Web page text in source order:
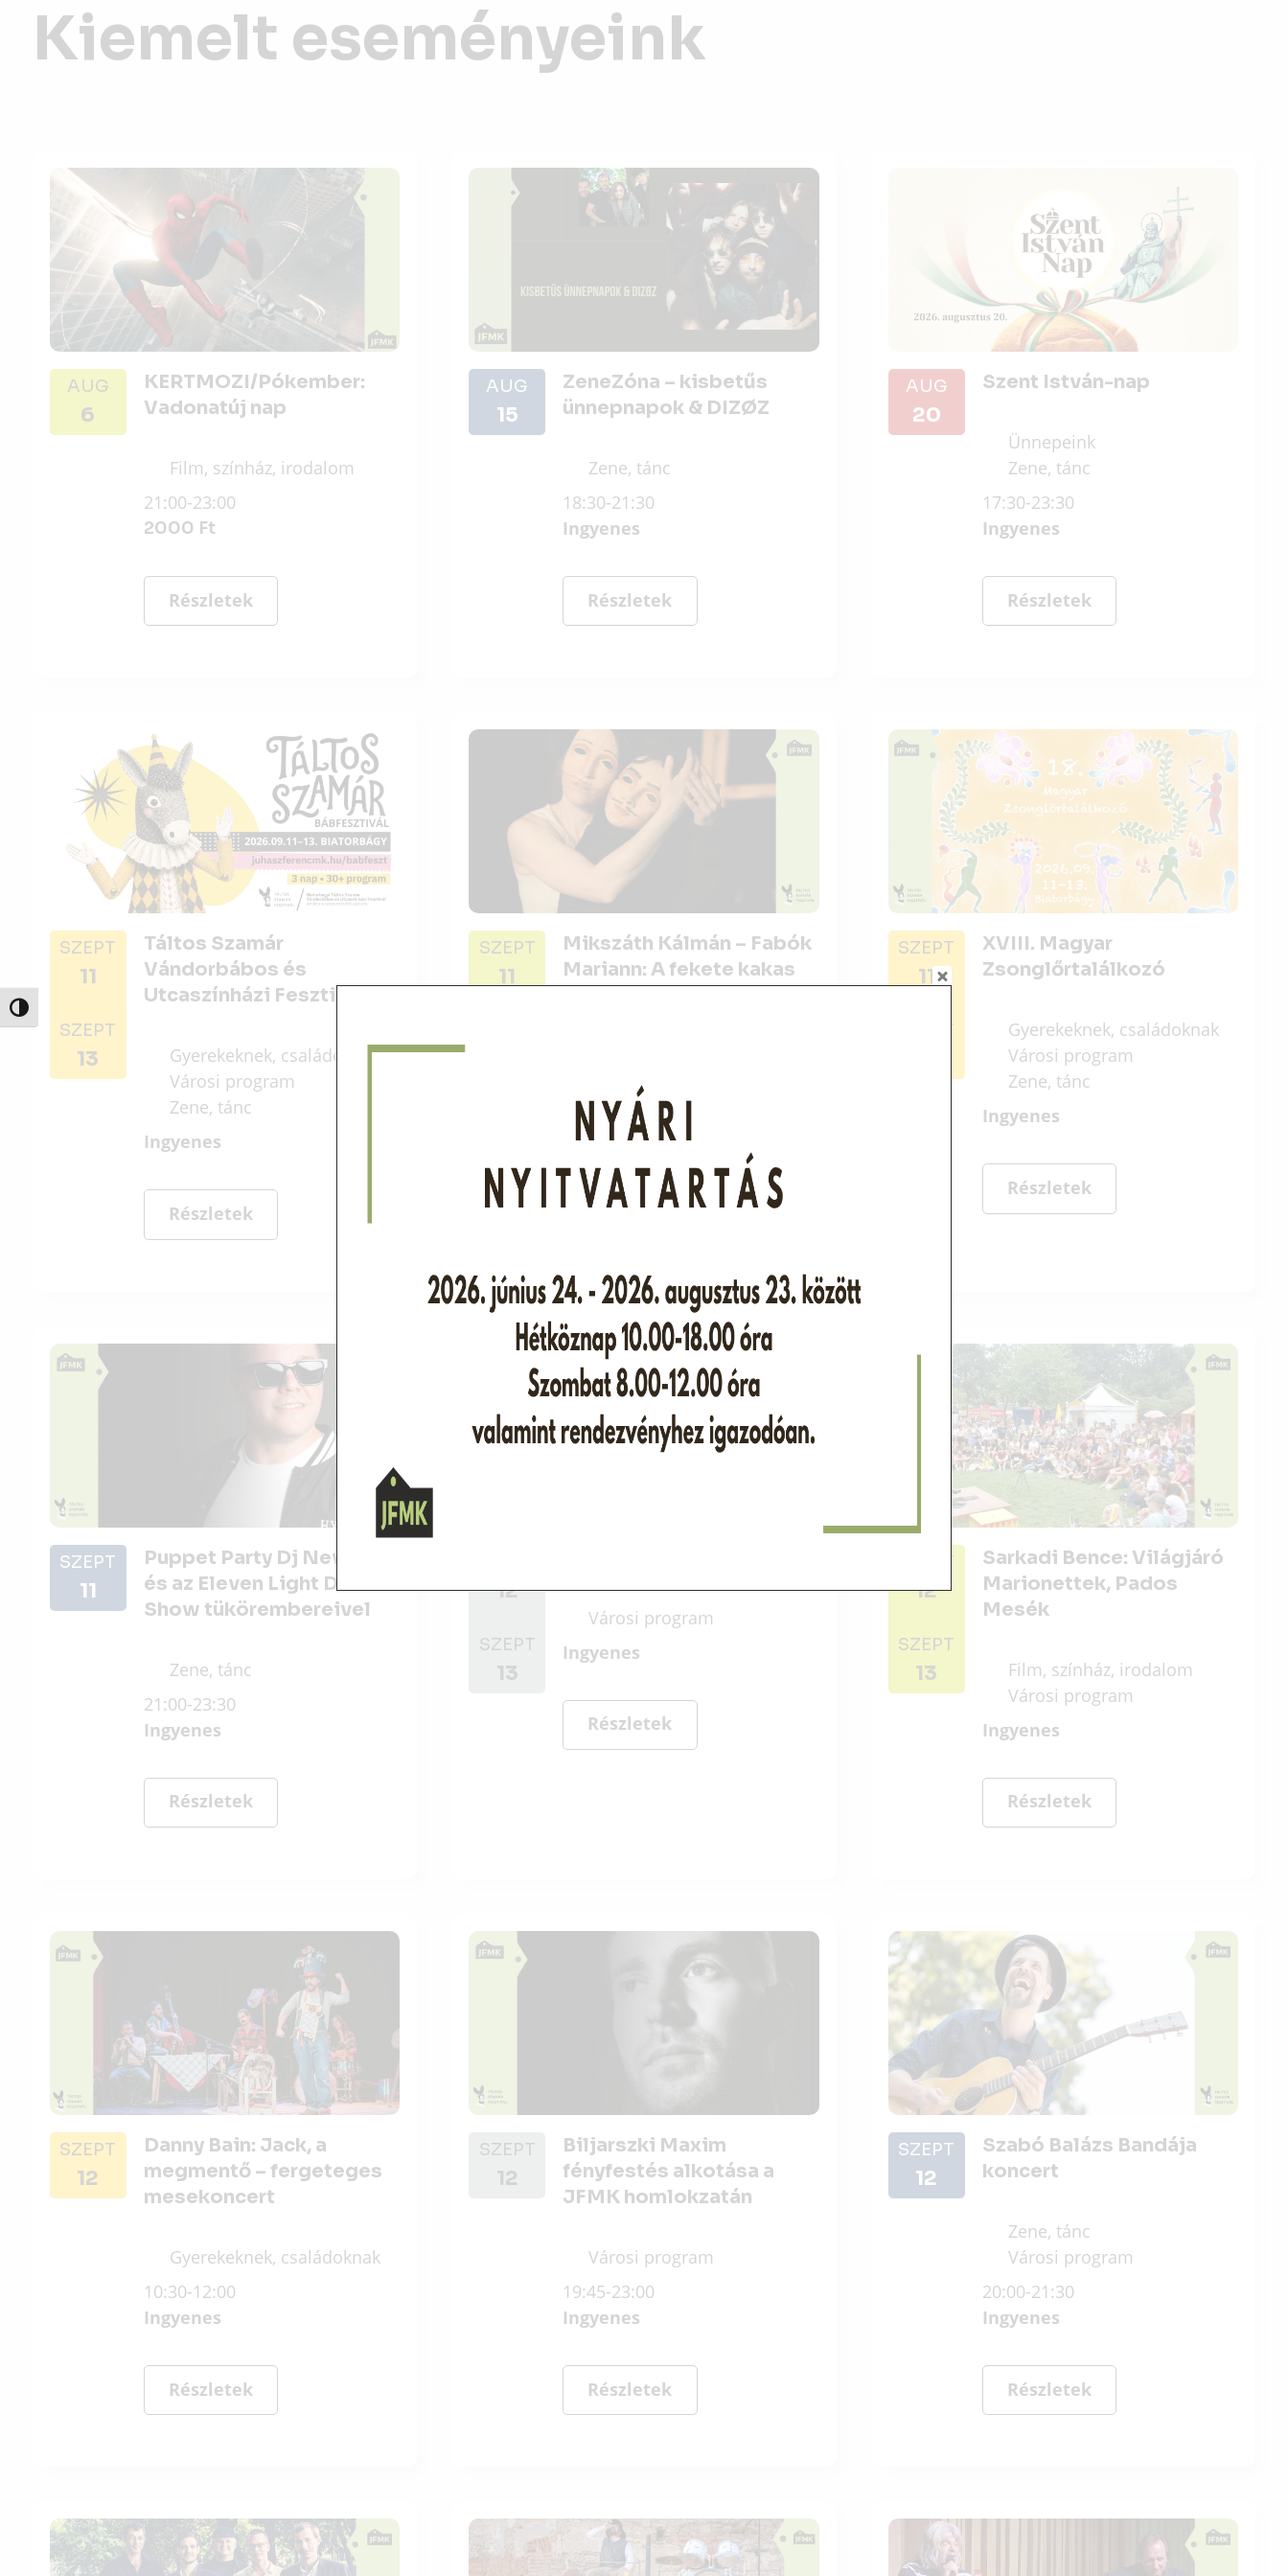
Nagy kontraszt váltása
Kiemelt eseményeink
AUG
6
KERTMOZI/Pókember:
Vadonatúj nap
Film, színház, irodalom
21:00-23:00
2000 Ft
Részletek
AUG
15
ZeneZóna – kisbetűs
ünnepnapok & DIZØZ
Zene, tánc
18:30-21:30
Ingyenes
Részletek
AUG
20
Szent István-nap
Ünnepeink
Zene, tánc
17:30-23:30
Ingyenes
Részletek
SZEPT
11
SZEPT
13
Táltos Szamár
Vándorbábos és
Utcaszínházi Fesztivál
Gyerekeknek, családoknak
Városi program
Zene, tánc
Ingyenes
Részletek
SZEPT
11
Mikszáth Kálmán – Fabók
Mariann: A fekete kakas
Ingyenes
Részletek
SZEPT
11
SZEPT
XVIII. Magyar
Zsonglőrtalálkozó
Gyerekeknek, családoknak
Városi program
Zene, tánc
Ingyenes
Részletek
SZEPT
11
Puppet Party Dj Newikkal
és az Eleven Light Dance
Show tükörembereivel
Zene, tánc
21:00-23:30
Ingyenes
Részletek
12
SZEPT
13
Városi program
Ingyenes
Részletek
SZEPT
12
SZEPT
13
Sarkadi Bence: Világjáró
Marionettek, Pados
Mesék
Film, színház, irodalom
Városi program
Ingyenes
Részletek
SZEPT
12
Danny Bain: Jack, a
megmentő – fergeteges
mesekoncert
Gyerekeknek, családoknak
10:30-12:00
Ingyenes
Részletek
SZEPT
12
Biljarszki Maxim
fényfestés alkotása a
JFMK homlokzatán
Városi program
19:45-23:00
Ingyenes
Részletek
SZEPT
12
Szabó Balázs Bandája
koncert
Zene, tánc
Városi program
20:00-21:30
Ingyenes
Részletek